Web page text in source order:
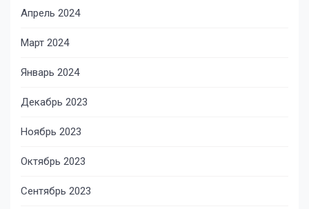
Апрель 2024
Март 2024
Январь 2024
Декабрь 2023
Ноябрь 2023
Октябрь 2023
Сентябрь 2023